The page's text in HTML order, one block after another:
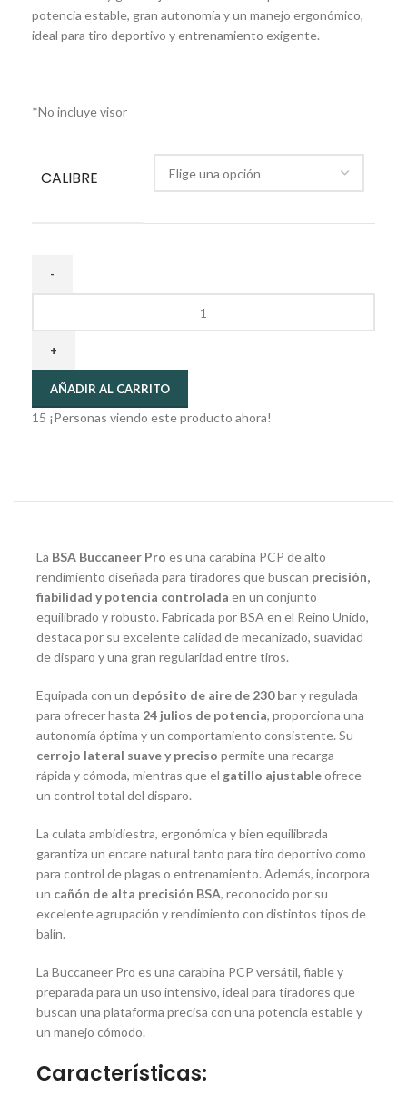
potencia estable, gran autonomía y un manejo ergonómico,
ideal para tiro deportivo y entrenamiento exigente.
*No incluye visor
CALIBRE
AÑADIR AL CARRITO
15 ¡Personas viendo este producto ahora!
La BSA Buccaneer Pro es una carabina PCP de alto
rendimiento diseñada para tiradores que buscan precisión,
fiabilidad y potencia controlada en un conjunto
equilibrado y robusto. Fabricada por BSA en el Reino Unido,
destaca por su excelente calidad de mecanizado, suavidad
de disparo y una gran regularidad entre tiros.
Equipada con un depósito de aire de 230 bary regulada
para ofrecer hasta 24 julios de potencia, proporciona una
autonomía óptima y un comportamiento consistente. Su
cerrojo lateral suave y preciso permite una recarga
rápida y cómoda, mientras que el gatillo ajustableofrece
un control total del disparo.
La culata ambidiestra, ergonómica y bien equilibrada
garantiza un encare natural tanto para tiro deportivo como
para control de plagas o entrenamiento. Además, incorpora
un cañón de alta precisión BSA, reconocido por su
excelente agrupación y rendimiento con distintos tipos de
balín.
La Buccaneer Pro es una carabina PCP versátil, fiable y
preparada para un uso intensivo, ideal para tiradores que
buscan una plataforma precisa con una potencia estable y
un manejo cómodo.
Características: